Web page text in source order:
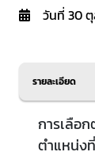
วันที่ 30
รายละเอียด
การเลือ
ตำแหน่ง